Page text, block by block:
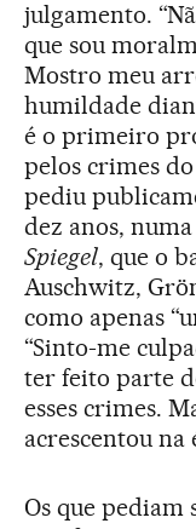
julgamento.
que sou
Mostro meu
humildade
é o primeiro
pelos crimes
pediu
dez anos,
Spiegel, que o
Auschwitz,
como apenas
“Sinto-me
ter feito parte
esses crimes.
acrescentou na
Os que pediam